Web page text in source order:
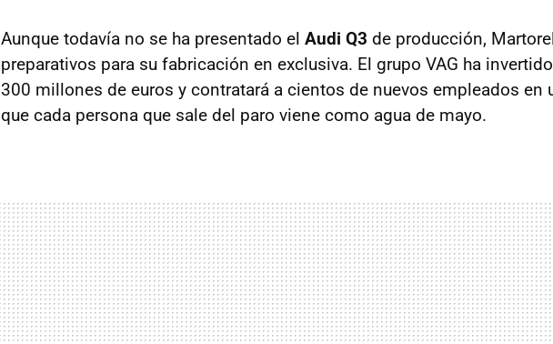
Aunque todavía no se ha presentado el Audi Q3 de producción,
preparativos para su fabricación en exclusiva. El grupo VAG ha
300 millones de euros y contratará a cientos de nuevos empleados en
que cada persona que sale del paro viene como agua de mayo.